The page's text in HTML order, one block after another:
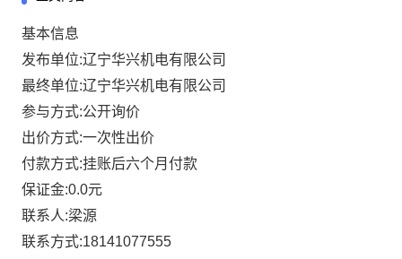
基本信息
发布单位:辽宁华兴机电有限公司
最终单位:辽宁华兴机电有限公司
参与方式:公开询价
出价方式:一次性出价
付款方式:挂账后六个月付款
保证金:0.0元
联系人:梁源
联系方式:18141077555